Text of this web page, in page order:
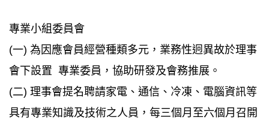
專業小組委員會
(一) 為因應會員經營種類多元，業務性迥異故於理事
會下設置 專業委員，協助研發及會務推展。
(二) 理事會提名聘請家電、通信、冷凍、電腦資訊等
具有專業知識及技術之人員，每三個月至六個月召開